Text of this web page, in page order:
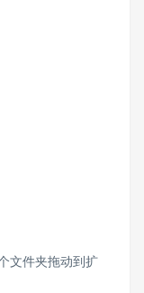
文件夹拖动到扩